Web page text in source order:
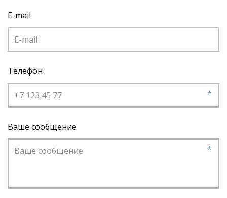
E-mail
Телефон
*
Ваше сообщение
*